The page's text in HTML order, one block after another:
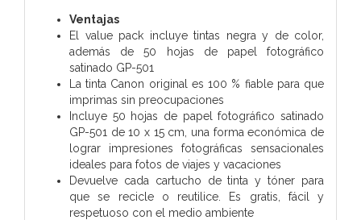
Ventajas
El value pack incluye tintas negra y de color,
además de 50 hojas de papel fotográfico
satinado GP-501
La tinta Canon original es 100 % fiable para que
imprimas sin preocupaciones
Incluye 50 hojas de papel fotográfico satinado
GP-501 de 10 x 15 cm, una forma económica de
lograr impresiones fotográficas sensacionales
ideales para fotos de viajes y vacaciones
Devuelve cada cartucho de tinta y tóner para
que se recicle o reutilice. Es gratis, fácil y
respetuoso con el medio ambiente